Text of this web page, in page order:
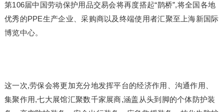
第106届中国劳动保护用品交易会将再度搭起“鹊桥”,将全国各地
优秀的PPE生产企业、采购商以及终端使用者汇聚至上海新国际
博览中心。
这一次,劳保会将更加充分地发挥平台的经济作用、沟通作用、
集聚作用,七大展馆汇聚数千家展商,涵盖从头到脚的个体防护装